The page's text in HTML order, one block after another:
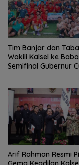
Tim Banjar dan
Wakili Kalsel ke
Semifinal Gubernur
Arif Rahman Resmi